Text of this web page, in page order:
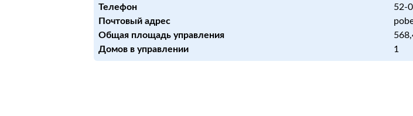
Телефон
52-
Почтовый адрес
Общая площадь управления
Домов в управлении
1